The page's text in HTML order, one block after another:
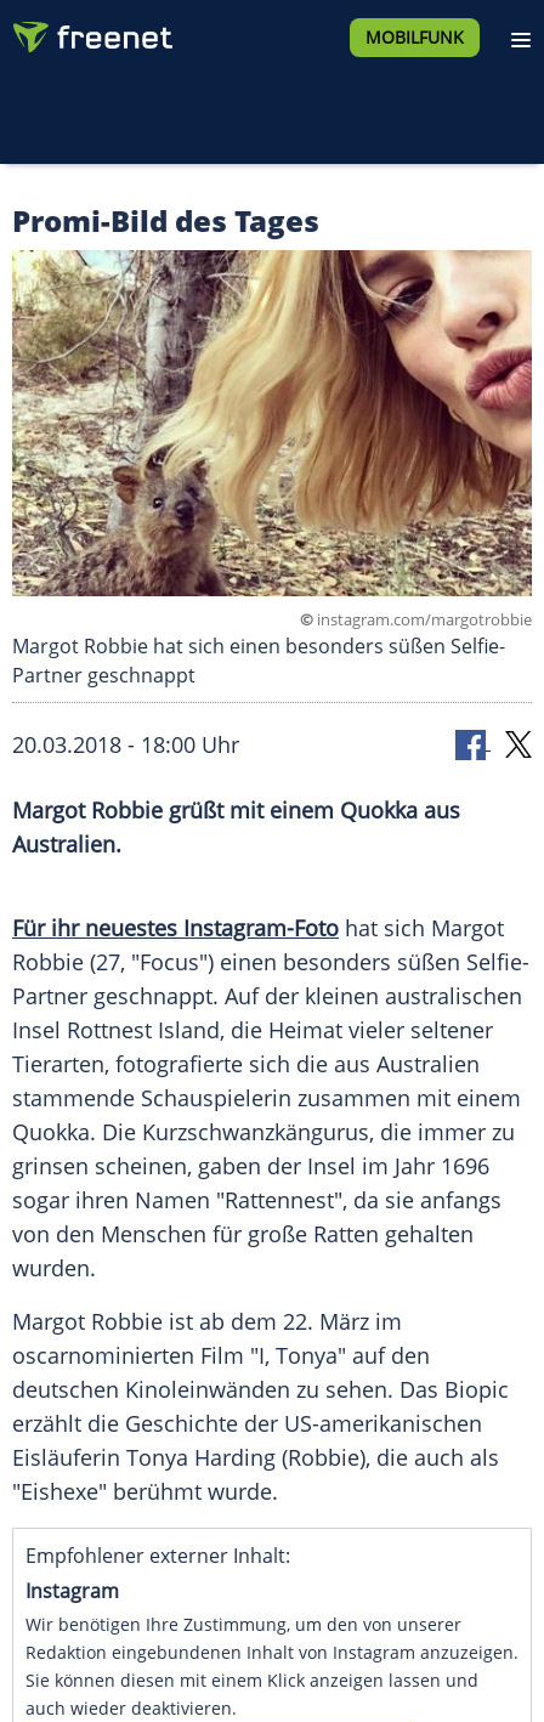
MOBILFUNK
Promi-Bild des Tages
© instagram.com/margotrobbie
Margot Robbie hat sich einen besonders süßen Selfie-
Partner geschnappt
20.03.2018 - 18:00 Uhr
Margot Robbie grüßt mit einem Quokka aus
Australien.
Für ihr neuestes Instagram-Foto hat sich Margot
Robbie (27, "Focus") einen besonders süßen Selfie-
Partner geschnappt. Auf der kleinen australischen
Insel Rottnest Island, die Heimat vieler seltener
Tierarten, fotografierte sich die aus Australien
stammende Schauspielerin zusammen mit einem
Quokka. Die Kurzschwanzkängurus, die immer zu
grinsen scheinen, gaben der Insel im Jahr 1696
sogar ihren Namen "Rattennest", da sie anfangs
von den Menschen für große Ratten gehalten
wurden.
Margot Robbie ist ab dem 22. März im
oscarnominierten Film "I, Tonya" auf den
deutschen Kinoleinwänden zu sehen. Das Biopic
erzählt die Geschichte der US-amerikanischen
Eisläuferin Tonya Harding (Robbie), die auch als
"Eishexe" berühmt wurde.
Empfohlener externer Inhalt:
Instagram
Wir benötigen Ihre Zustimmung, um den von unserer
Redaktion eingebundenen Inhalt von Instagram anzuzeigen.
Sie können diesen mit einem Klick anzeigen lassen und
auch wieder deaktivieren.